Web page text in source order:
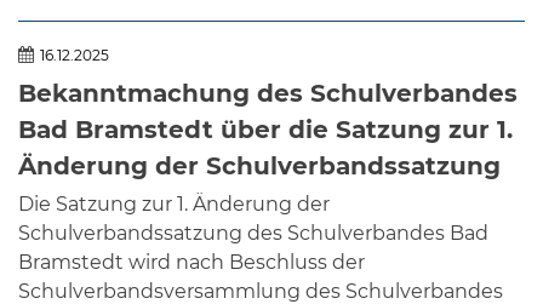
16.12.2025
Bekanntmachung des Schulverbandes
Bad Bramstedt über die Satzung zur 1.
Änderung der Schulverbandssatzung
Die Satzung zur 1. Änderung der
Schulverbandssatzung des Schulverbandes Bad
Bramstedt wird nach Beschluss der
Schulverbandsversammlung des Schulverbandes